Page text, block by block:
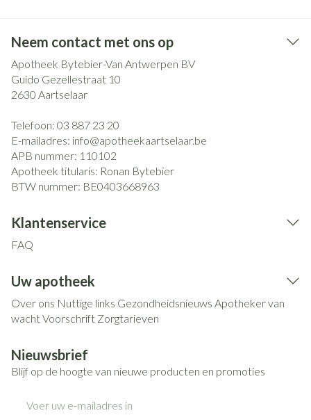
Neem contact met ons op
Apotheek Bytebier-Van Antwerpen BV
Guido Gezellestraat 10
2630 Aartselaar
Telefoon: 03 887 23 20
E-mailadres: info@apotheekaartselaar.be
APB nummer: 110102
Apotheek titularis: Ronan Bytebier
BTW nummer: BE0403668963
Klantenservice
FAQ
Uw apotheek
Over ons Nuttige links Gezondheidsnieuws Apotheker van
wachtVoorschrift Zorgtarieven
Nieuwsbrief
Blijf op de hoogte van nieuwe producten en promoties